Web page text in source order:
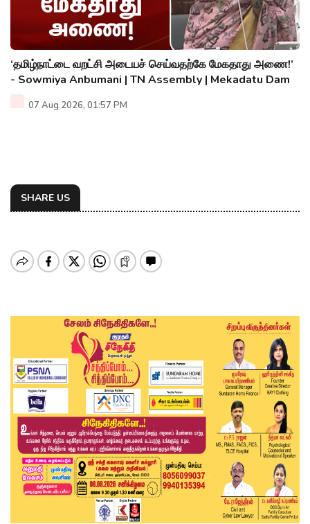
‘தமிழ்நாட்டை வறட்சி அடையச் செய்வதற்கே மேகதாது அணை!’
- Sowmiya Anbumani | TN Assembly | Mekadatu Dam
07 Aug 2026, 01:57 PM
SHARE US